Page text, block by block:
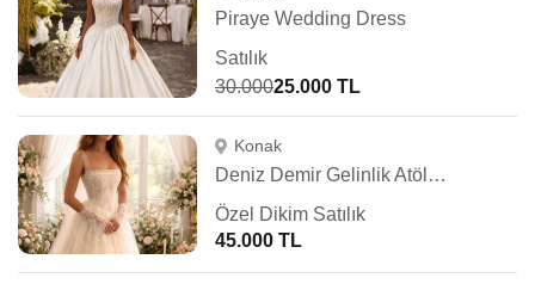
Piraye Wedding Dress
Satılık
30.00025.000 TL
Konak
Deniz Demir Gelinlik Atölyesi
Özel Dikim Satılık
45.000 TL